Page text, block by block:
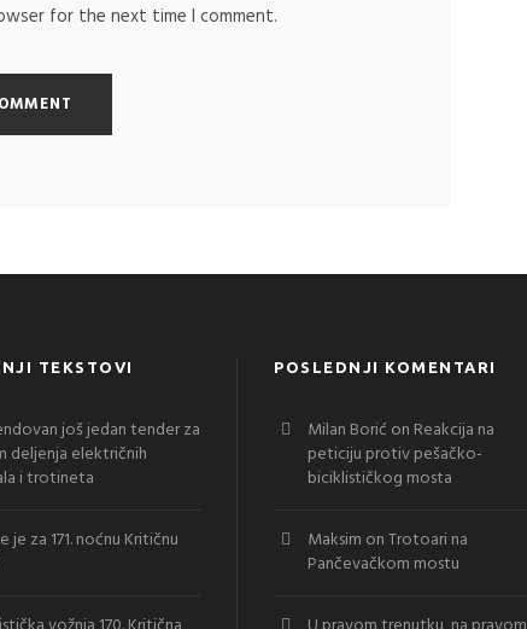
for the next time I comment.
TEKSTOVI
još jedan tender za
deljenja električnih
i trotineta
je za 171. noćnu Kritičnu
POSLEDNJI KOMENTARI
Milan Borić on Reakcija na
peticiju protiv pešačko-
biciklističkog mosta
Maksim onTrotoari na
Pančevačkom mostu